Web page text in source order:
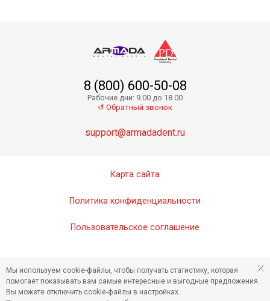
8 (800) 600-50-08
Рабочие дни: 9.00 до 18.00
↺ Обратный звонок
support@armadadent.ru
Карта сайта
Политика конфиденциальности
Пользовательское соглашение
Мы используем cookie-файлы, чтобы получать статистику, которая
помогает показывать вам самые интересные и выгодные предложения.
Вы можете отключить cookie-файлы в настройках.